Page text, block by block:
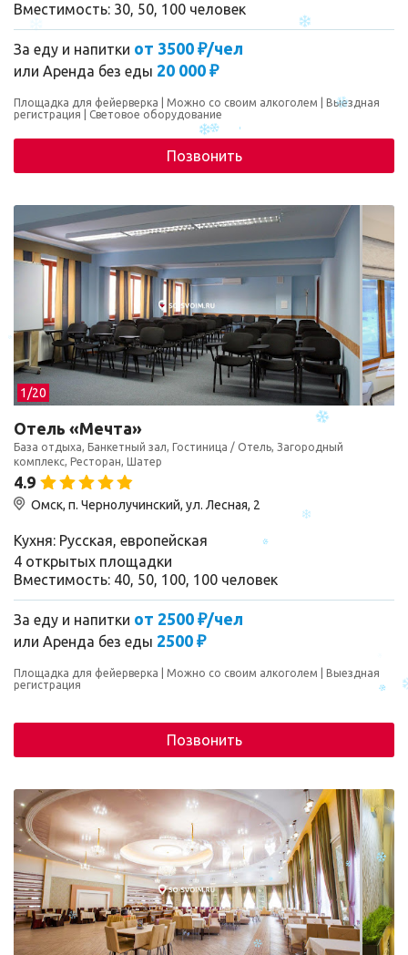
Вместимость: 30, 50, 100 человек
За еду и напитки от 3500 ₽/чел
или Аренда без еды 20 000 ₽
Площадка для фейерверка Можно со своим алкоголем
Выездная
регистрация
Световое оборудование
Позвонить
1/20
Отель «Мечта»
База отдыха, Банкетный зал, Гостиница / Отель, Загородный
комплекс, Ресторан, Шатер
4.9
Омск, п. Чернолучинский, ул. Лесная, 2
Кухня: Русская, европейская
4 открытых площадки
Вместимость: 40, 50, 100, 100 человек
За еду и напитки от 2500 ₽/чел
или Аренда без еды 2500 ₽
Площадка для фейерверка Можно со своим алкоголем
Выездная
регистрация
Позвонить